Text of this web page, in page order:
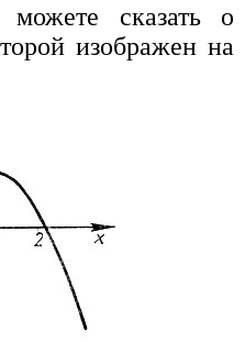
сказать о
изображен на